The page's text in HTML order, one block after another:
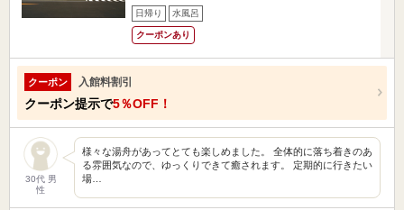
日帰り 水風呂
クーポンあり
クーポン 入館料割引
クーポン提示で5％OFF！
30代 男
性
様々な湯舟があってとても楽しめました。 全体的に落ち着きのあ
る雰囲気なので、ゆっくりできて癒されます。 定期的に行きたい
場…